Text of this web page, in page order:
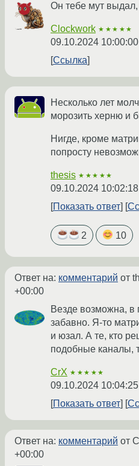
Он тебе мут
Clockwork ★★★★★
09.10.2024
Ссылка
Несколько лет
морозить херню и
Нигде, кроме
попросту
thesis ★★★★★
09.10.2024
Показать ответ
2 10
Ответ на: комментарий от
+00:00
Везде возможна, в
забавно. Я-то
и юзал. А те, кто
подобные каналы,
CrX ★★★★★
09.10.2024
Показать ответ
Ответ на: комментарий от
+00:00